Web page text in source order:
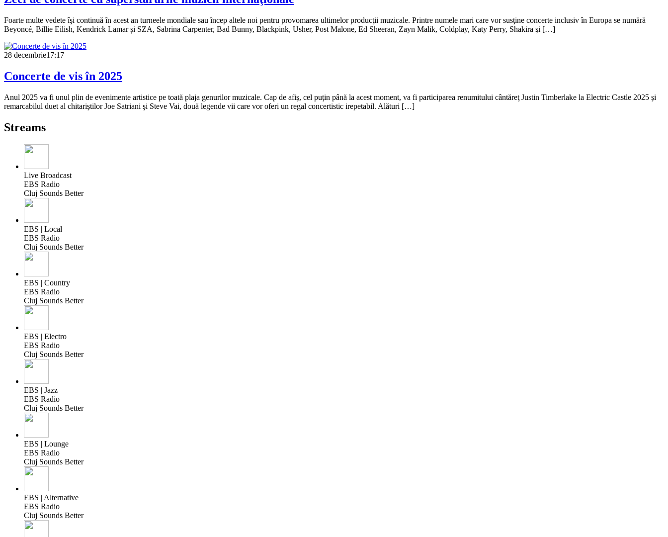
Foarte multe vedete îşi continuă în acest an turneele mondiale sau încep altele noi pentru provomarea ultimelor producţii muzicale. Printre numele mari care vor susţine concerte inclusiv în Europa se numără
Beyoncé, Billie Eilish, Kendrick Lamar și SZA, Sabrina Carpenter, Bad Bunny, Blackpink, Usher, Post Malone, Ed Sheeran, Zayn Malik, Coldplay, Katy Perry, Shakira şi […]
28 decembrie17:17
Concerte de vis în 2025
Anul 2025 va fi unul plin de evenimente artistice pe toată plaja genurilor muzicale. Cap de afiş, cel puţin până la acest moment, va fi participarea renumitului cântăreţ Justin Timberlake la Electric Castle 2025 şi
remarcabilul duet al chitariştilor Joe Satriani şi Steve Vai, două legende vii care vor oferi un regal concertistic irepetabil. Alături […]
Streams
Live Broadcast
EBS Radio
Cluj Sounds Better
EBS | Local
EBS Radio
Cluj Sounds Better
EBS | Country
EBS Radio
Cluj Sounds Better
EBS | Electro
EBS Radio
Cluj Sounds Better
EBS | Jazz
EBS Radio
Cluj Sounds Better
EBS | Lounge
EBS Radio
Cluj Sounds Better
EBS | Alternative
EBS Radio
Cluj Sounds Better